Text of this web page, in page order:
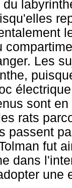
Les
sont
rats
passent
fut
dans
une